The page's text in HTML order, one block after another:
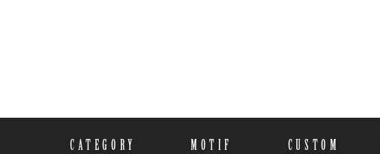
CATEGORY MOTIF CUSTOM